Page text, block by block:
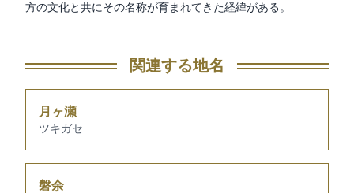
方の文化と共にその名称が育まれてきた経緯がある。
関連する地名
月ヶ瀬
ツキガセ
磐余